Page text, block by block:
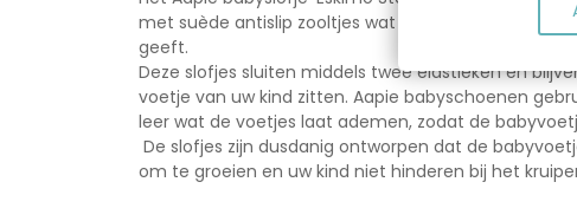
met suède antislip zooltjes wat in de kruip en eerste
geeft.
Deze slofjes sluiten middels twee elastieken en
voetje van uw kind zitten. Aapie babyschoenen
leer wat de voetjes laat ademen, zodat de
De slofjes zijn dusdanig ontworpen dat de
om te groeien en uw kind niet hinderen bij het